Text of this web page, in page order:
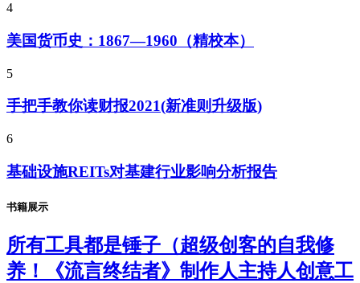
4
美国货币史：1867—1960（精校本）
5
手把手教你读财报2021(新准则升级版)
6
基础设施REITs对基建行业影响分析报告
书籍展示
所有工具都是锤子（超级创客的自我修
养！《流言终结者》制作人主持人创意工